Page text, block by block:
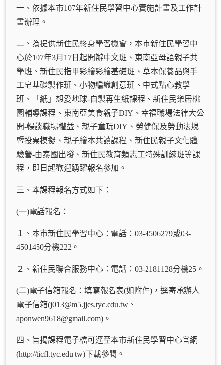
一、依據本市107年新住民學習中心實施計畫及工作計
畫辦理。
二、為提供新住民終身學習機會，本市新住民學習中
心於107年3月17日起開辦中文班、東南亞母語親子共
學班、新住民指甲彩繪彩繪基礎班、草本保養品與手
工皂基礎製作班、小物編織創意班、中式點心教學
班、「紙」想愛地球-自製再生紙課程、新住民樂居桃
園輔導課程、東南亞美食親子DIY、幸福職場法律大公
開-暢談職場權益、親子童玩DIY、勞健保及勞動法規
暨投票模擬、親子繪本共讀課程、新住民親子文化體
驗營-由泰國出發、新住民教育類志工特殊訓練班等課
程，即日起歡迎踴躍報名參加。
三、本課程報名方式如下：
(一)電話報名：
１、本市新住民學習中心：電話：03-4506279或03-
4501450分機222。
２、新住民聯合服務中心：電話：03-2181128分機25。
(二)電子信箱報名：填寫報名表(如附件)，逕寄承辦人
電子信箱(j013@m5.jjes.tyc.edu.tw、
aponwen9618@gmail.com)。
四、旨揭課程電子檔可逕至本市新住民學習中心官網
(http://ticfl.tyc.edu.tw)下載參閱。